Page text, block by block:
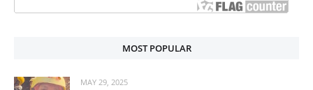
MOST POPULAR
MAY 29, 2025